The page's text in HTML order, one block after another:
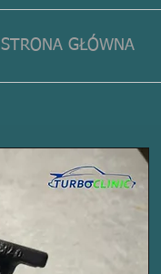
STRONA GŁÓWNA